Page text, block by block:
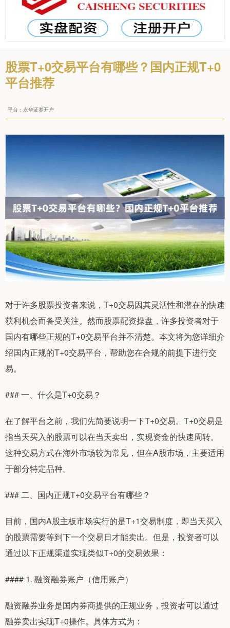
股票T+0交易平台有哪些？国内正规T+0
平台推荐
平台：永华证券开户
对于许多股票投资者来说，T+0交易因其灵活性和潜在的快速
获利机会而备受关注。然而股票配资操盘，许多投资者对于
国内有哪些正规的T+0交易平台并不清楚。本文将为您详细介
绍国内正规的T+0交易平台，帮助您在合规的前提下进行交
易。
### 一、什么是T+0交易？
在了解平台之前，我们先简要说明一下T+0交易。T+0交易是
指当天买入的股票可以在当天卖出，实现资金的快速周转。
这种交易方式在海外市场较为常见，但在A股市场，主要适用
于部分特定品种。
### 二、国内正规T+0交易平台有哪些？
目前，国内A股主板市场实行的是T+1交易制度，即当天买入
的股票需要等到下一个交易日才能卖出。但是，投资者可以
通过以下正规渠道实现类似T+0的交易效果：
#### 1. 融资融券账户（信用账户）
融资融券业务是国内券商提供的正规业务，投资者可以通过
融券卖出实现T+0操作。具体方式为：